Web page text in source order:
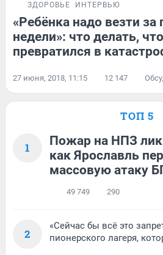
ЗДОРОВЬЕ ИНТЕРВЬЮ
«Ребёнка надо везти за
недели»: что делать,
превратился в
27 июня, 2018, 11:15 12 147
ТОП 5
1
Пожар на НПЗ
как Ярославль
массовую атаку
49 749 290
2
«Сейчас бы всё это
пионерского лагеря,